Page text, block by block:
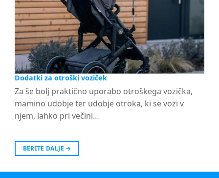
Dodatki za otroški voziček
Za še bolj praktično uporabo otroškega vozička,
mamino udobje ter udobje otroka, ki se vozi v
njem, lahko pri večini…
BERITE DALJE →